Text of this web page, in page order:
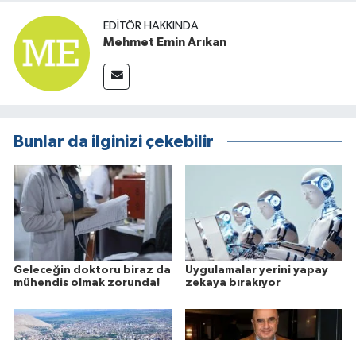
EDITÖR HAKKINDA
Mehmet Emin Arıkan
Bunlar da ilginizi çekebilir
Geleceğin doktoru biraz da
mühendis olmak zorunda!
Uygulamalar yerini yapay
zekaya bırakıyor